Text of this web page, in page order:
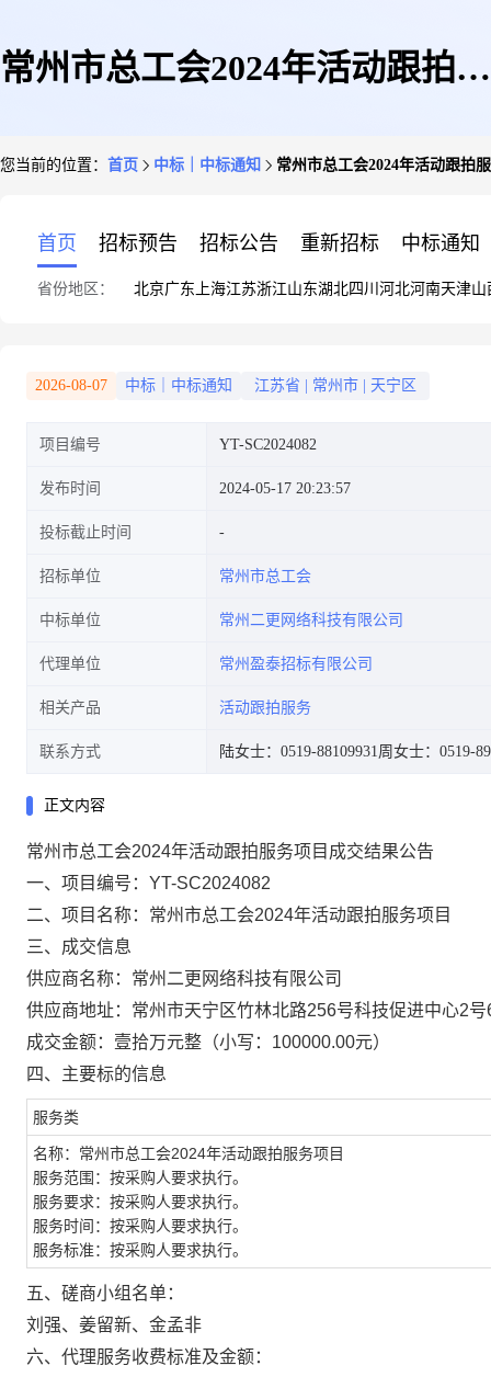
常州市总工会2024年活动跟拍服
您当前的位置： 首页 中标｜中标通知 常州市总工会2024年活动跟拍
首页 招标预告 招标公告 重新招标 中标通知
省份地区： 北京广东 上海江苏浙江山东湖北四川 河北河南天津山
2026-08-07 中标｜中标通知 江苏省 常州市 天宁区
项目编号 YT-SC2024082
发布时间 2024-05-17 20:23:57
投标截止时间
招标单位 常州市总工会
中标单位 常州二更网络科技有限公司
代理单位 常州盈泰招标有限公司
相关产品 活动跟拍服务
联系方式 陆女士：0519-88109931周女士：0519-
正文内容
常州市总工会2024年活动跟拍服务项目成交结果公告
一、 项目编号： YT-SC2024082
二、 项目名称： 常州市总工会2024年活动跟拍服务项目
三、 成交信息
供应商名称：常州二更网络科技有限公司
供应商地址：常州市天宁区竹林北路256号科技促进中心2
成交金额：壹拾万元整（小写： 100000.00元）
四、主要标的信息
服务类
名称：常州市总工会2024年活动跟拍服务项目
服务范围 ： 按采购人要求执行。
服务要求： 按采购人要求执行。
服务时间 ： 按采购人要求执行。
服务标准： 按采购人要求执行。
五、 磋商小组 名单：
刘强、姜留新、金孟非
六、代理服务收费标准及金额：